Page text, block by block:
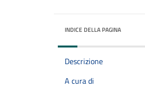
INDICE DELLA PAGINA
Descrizione
A cura di